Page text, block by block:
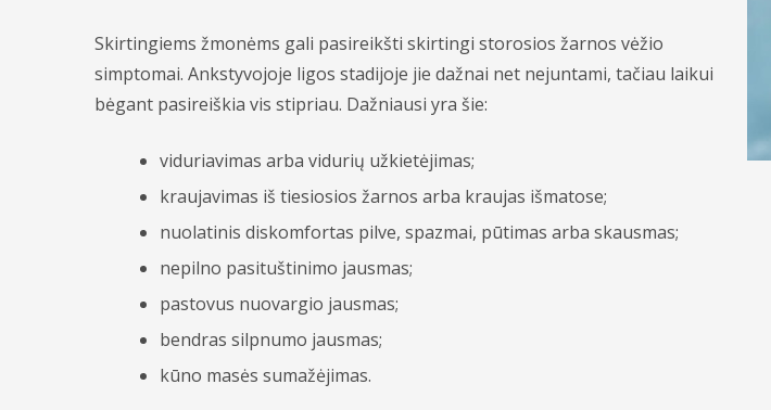
Skirtingiems žmonėms gali pasireikšti skirtingi storosios žarnos vėžio
simptomai. Ankstyvojoje ligos stadijoje jie dažnai net nejuntami, tačiau laikui
bėgant pasireiškia vis stipriau. Dažniausi yra šie:
viduriavimas arba vidurių užkietėjimas;
kraujavimas iš tiesiosios žarnos arba kraujas išmatose;
nuolatinis diskomfortas pilve, spazmai, pūtimas arba skausmas;
nepilno pasituštinimo jausmas;
pastovus nuovargio jausmas;
bendras silpnumo jausmas;
kūno masės sumažėjimas.